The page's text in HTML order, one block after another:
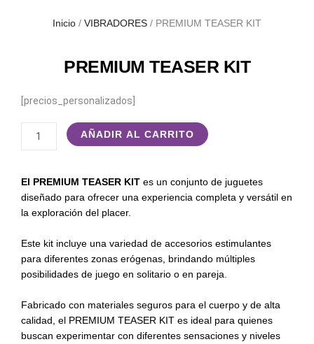
Inicio / VIBRADORES / PREMIUM TEASER KIT
PREMIUM TEASER KIT
[precios_personalizados]
AÑADIR AL CARRITO
El PREMIUM TEASER KIT es un conjunto de juguetes
diseñado para ofrecer una experiencia completa y versátil en
la exploración del placer.
Este kit incluye una variedad de accesorios estimulantes
para diferentes zonas erógenas, brindando múltiples
posibilidades de juego en solitario o en pareja.
Fabricado con materiales seguros para el cuerpo y de alta
calidad, el PREMIUM TEASER KIT es ideal para quienes
buscan experimentar con diferentes sensaciones y niveles